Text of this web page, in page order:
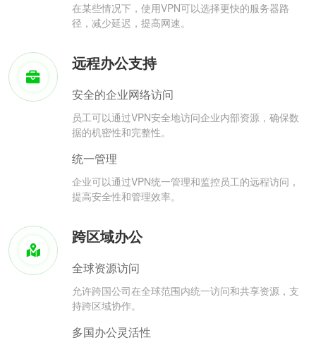
在某些情况下，使用VPN可以选择更快的服务器路
径，减少延迟，提高网速。
远程办公支持
安全的企业网络访问
员工可以通过VPN安全地访问企业内部资源，确保数
据的机密性和完整性。
统一管理
企业可以通过VPN统一管理和监控员工的远程访问，
提高安全性和管理效率。
跨区域办公
全球资源访问
允许跨国公司在全球范围内统一访问和共享资源，支
持跨区域协作。
多国办公灵活性